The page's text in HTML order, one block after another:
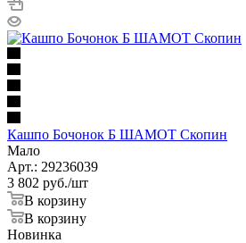
Кашпо Бочонок Б ШАМОТ Скопин
Мало
Арт.: 29236039
3 802 руб./шт
В корзину
В корзину
Новинка